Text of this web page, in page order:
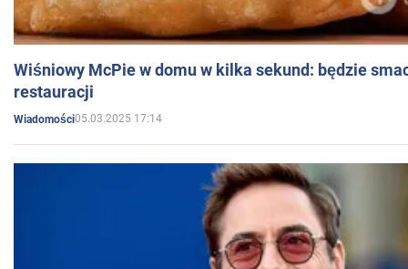
Wiśniowy McPie w domu w kilka sekund: będzie
restauracji
Wiadomości05.03.2025 17:14